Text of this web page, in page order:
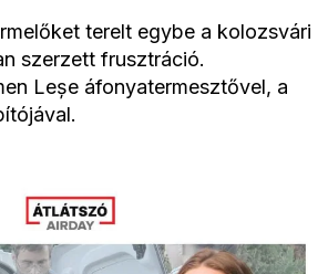
terelt egybe a kolozsvári
szerzett frusztráció.
Leșe áfonyatermesztővel, a